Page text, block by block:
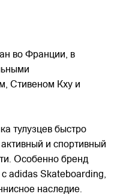
во Франции, в
Стивеном Кху и
тулузцев быстро
и спортивный
Особенно бренд
adidas Skateboarding,
наследие.